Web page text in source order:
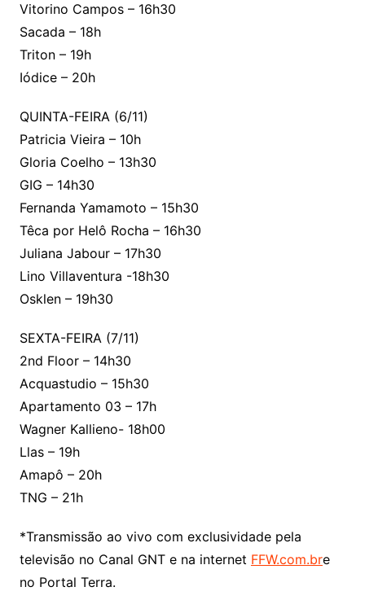
Vitorino Campos – 16h30
Sacada – 18h
Triton – 19h
Iódice – 20h
QUINTA-FEIRA (6/11)
Patricia Vieira – 10h
Gloria Coelho – 13h30
GIG – 14h30
Fernanda Yamamoto – 15h30
Têca por Helô Rocha – 16h30
Juliana Jabour – 17h30
Lino Villaventura -18h30
Osklen – 19h30
SEXTA-FEIRA (7/11)
2nd Floor – 14h30
Acquastudio – 15h30
Apartamento 03 – 17h
Wagner Kallieno- 18h00
Llas – 19h
Amapô – 20h
TNG – 21h
*Transmissão ao vivo com exclusividade pela
televisão no Canal GNT e na internet FFW.com.bre
no Portal Terra.